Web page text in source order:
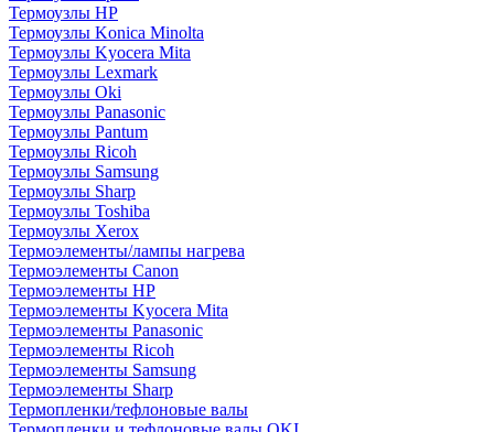
Термоузлы HP
Термоузлы Konica Minolta
Термоузлы Kyocera Mita
Термоузлы Lexmark
Термоузлы Oki
Термоузлы Panasonic
Термоузлы Pantum
Термоузлы Ricoh
Термоузлы Samsung
Термоузлы Sharp
Термоузлы Toshiba
Термоузлы Xerox
Термоэлементы/лампы нагрева
Термоэлементы Canon
Термоэлементы HP
Термоэлементы Kyocera Mita
Термоэлементы Panasonic
Термоэлементы Ricoh
Термоэлементы Samsung
Термоэлементы Sharp
Термопленки/тефлоновые валы